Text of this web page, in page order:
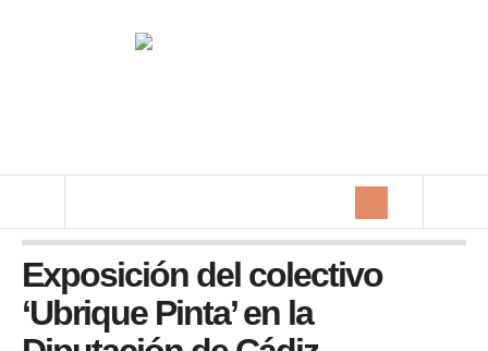
Exposición del colectivo
‘Ubrique Pinta’ en la